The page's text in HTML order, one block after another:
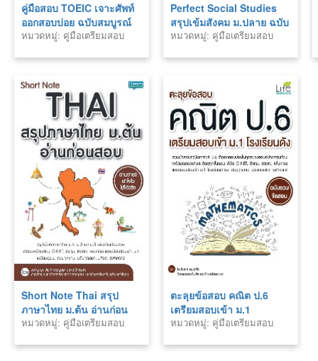
คู่มือสอบ TOEIC เจาะศัพท์
ออกสอบบ่อย ฉบับสมบูรณ์
หมวดหมู่: คู่มือเตรียมสอบ
Perfect Social Studies
สรุปเข้มสังคม ม.ปลาย ฉบับ
สมบูรณ์
หมวดหมู่: คู่มือเตรียมสอบ
Short Note Thai สรุป
ภาษาไทย ม.ต้น อ่านก่อน
สอบ
หมวดหมู่: คู่มือเตรียมสอบ
ตะลุยข้อสอบ คณิต ป.6
เตรียมสอบเข้า ม.1
โรงเรียนดัง
หมวดหมู่: คู่มือเตรียมสอบ